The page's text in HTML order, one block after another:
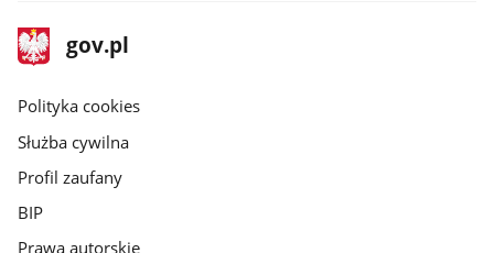
stopka
gov.pl
Strona
gov.pl
gov.pl
Polityka cookies
Służba cywilna
Profil zaufany
BIP
Prawa autorskie